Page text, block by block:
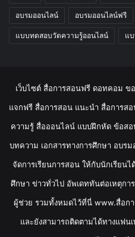
อบรมออนไลน์ อบรมออนไลน์ฟรี
แบบทดสอบวัดความรู้ออนไลน์ แ
เว็บไซต์ สื่อการสอนฟรี ดอทคอม ข
แจกฟรี สื่อการสอน แนะนำ สื่อการส
ความรู้ สื่อออนไลน์ แบบฝึกหัด ข้อสอ
บทความ เอกสารทางการศึกษา อบร
จัดการเรียนการสอน ให้กับนักเรียน
ศึกษา ข่าวทั่วไป อัพเดททันต่อเหตุก
ผู้ช่วย รวมทั้งหมดไว้ที่นี่ www.สื่อก
และยังสามารถติดตามได้ทางแฟน